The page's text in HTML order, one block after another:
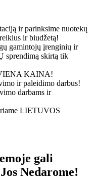
ir parinksime nuotekų
ir biudžetą!
gamintojų įrenginių ir
sprendimą skirtą tik
KAINA!
ir paleidimo darbus!
darbams ir
LIETUVOS
gali
Nedarome!